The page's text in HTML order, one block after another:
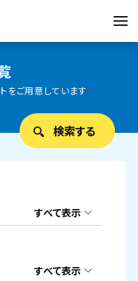
をご用意しています
すべて表示
すべて表示